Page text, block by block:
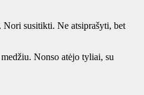
Nori susitikti. Ne atsiprašyti, bet
Nonso atėjo tyliai, su